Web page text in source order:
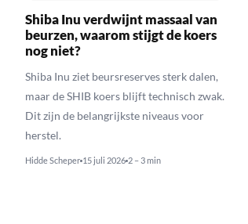
Shiba Inu verdwijnt massaal van
beurzen, waarom stijgt de koers
nog niet?
Shiba Inu ziet beursreserves sterk dalen,
maar de SHIB koers blijft technisch zwak.
Dit zijn de belangrijkste niveaus voor
herstel.
Hidde Scheper 15 juli 2026 2 – 3 min